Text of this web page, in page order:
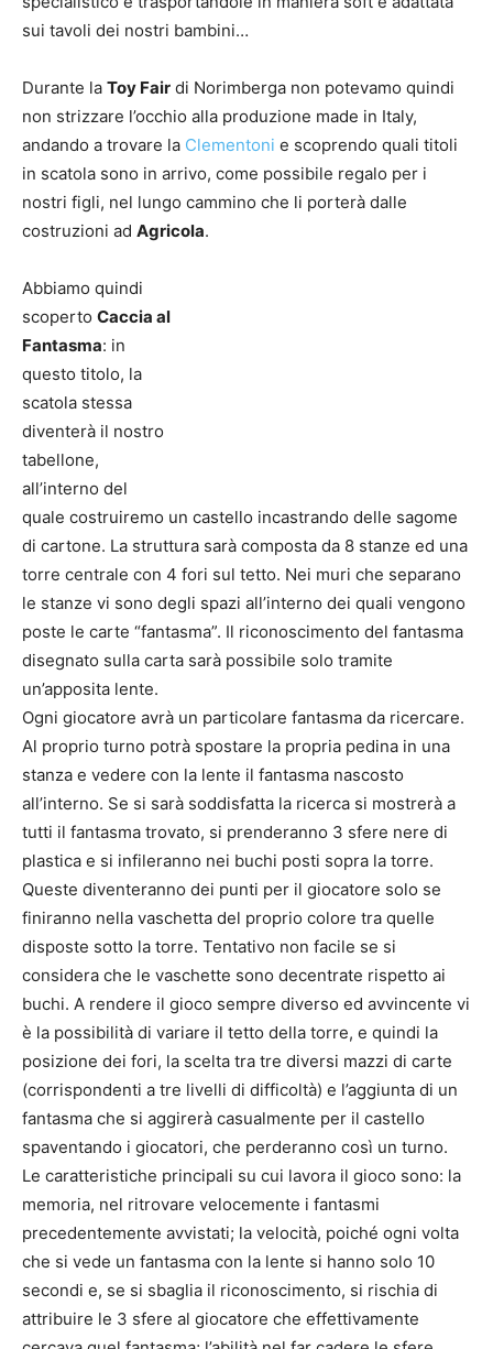
sui tavoli dei nostri bambini…
Durante la Toy Fair di Norimberga non potevamo quindi
non strizzare l’occhio alla produzione made in Italy,
andando a trovare la Clementoni e scoprendo quali titoli
in scatola sono in arrivo, come possibile regalo per i
nostri figli, nel lungo cammino che li porterà dalle
costruzioni ad Agricola.
Abbiamo quindi
scoperto Caccia al
Fantasma: in
questo titolo, la
scatola stessa
diventerà il nostro
tabellone,
all’interno del
quale costruiremo un castello incastrando delle sagome
di cartone. La struttura sarà composta da 8 stanze ed una
torre centrale con 4 fori sul tetto. Nei muri che separano
le stanze vi sono degli spazi all’interno dei quali vengono
poste le carte “fantasma”. Il riconoscimento del fantasma
disegnato sulla carta sarà possibile solo tramite
un’apposita lente.
Ogni giocatore avrà un particolare fantasma da ricercare.
Al proprio turno potrà spostare la propria pedina in una
stanza e vedere con la lente il fantasma nascosto
all’interno. Se si sarà soddisfatta la ricerca si mostrerà a
tutti il fantasma trovato, si prenderanno 3 sfere nere di
plastica e si infileranno nei buchi posti sopra la torre.
Queste diventeranno dei punti per il giocatore solo se
finiranno nella vaschetta del proprio colore tra quelle
disposte sotto la torre. Tentativo non facile se si
considera che le vaschette sono decentrate rispetto ai
buchi. A rendere il gioco sempre diverso ed avvincente vi
è la possibilità di variare il tetto della torre, e quindi la
posizione dei fori, la scelta tra tre diversi mazzi di carte
(corrispondenti a tre livelli di difficoltà) e l’aggiunta di un
fantasma che si aggirerà casualmente per il castello
spaventando i giocatori, che perderanno così un turno.
Le caratteristiche principali su cui lavora il gioco sono: la
memoria, nel ritrovare velocemente i fantasmi
precedentemente avvistati; la velocità, poiché ogni volta
che si vede un fantasma con la lente si hanno solo 10
secondi e, se si sbaglia il riconoscimento, si rischia di
attribuire le 3 sfere al giocatore che effettivamente